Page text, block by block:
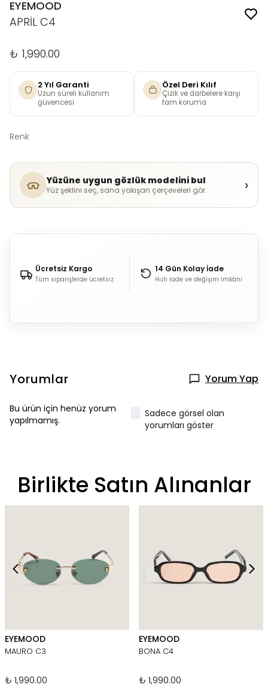
EYEMOOD
APRİL C4
₺ 1,990.00
2 Yıl Garanti
Uzun süreli kullanım
güvencesi
Özel Deri Kılıf
Çizik ve darbelere karşı
tam koruma
Renk
Yüzüne uygun gözlük modelini bul
Yüz şeklini seç, sana yakışan çerçeveleri gör. ›
Ücretsiz Kargo
Tüm siparişlerde ücretsiz
14 Gün Kolay İade
Hızlı iade ve değişim imkânı
Yorumlar Yorum Yap
Bu ürün için henüz yorum
yapılmamış.
Sadece görsel olan
yorumları göster
Birlikte Satın Alınanlar
EYEMOOD
MAURO C3
₺ 1,990.00
EYEMOOD
BONA C4
₺ 1,990.00